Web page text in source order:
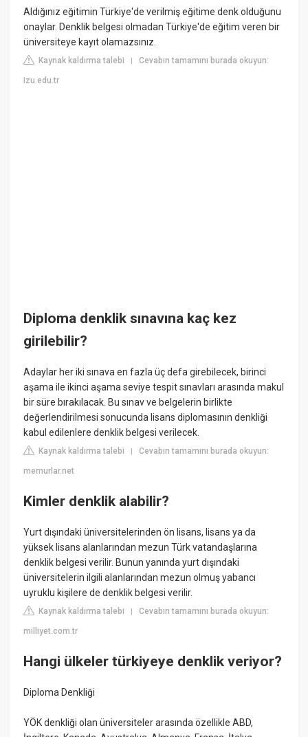
Aldığınız eğitimin Türkiye'de verilmiş eğitime denk olduğunu
onaylar. Denklik belgesi olmadan Türkiye'de eğitim veren bir
üniversiteye kayıt olamazsınız.
Kaynak kaldırma talebi |Cevabın tamamını burada okuyun:
izu.edu.tr
Diploma denklik sınavına kaç kez
girilebilir?
Adaylar her iki sınava en fazla üç defa girebilecek, birinci
aşama ile ikinci aşama seviye tespit sınavları arasında makul
bir süre bırakılacak. Bu sınav ve belgelerin birlikte
değerlendirilmesi sonucunda lisans diplomasının denkliği
kabul edilenlere denklik belgesi verilecek.
Kaynak kaldırma talebi |Cevabın tamamını burada okuyun:
memurlar.net
Kimler denklik alabilir?
Yurt dışındaki üniversitelerinden ön lisans, lisans ya da
yüksek lisans alanlarından mezun Türk vatandaşlarına
denklik belgesi verilir. Bunun yanında yurt dışındaki
üniversitelerin ilgili alanlarından mezun olmuş yabancı
uyruklu kişilere de denklik belgesi verilir.
Kaynak kaldırma talebi |Cevabın tamamını burada okuyun:
milliyet.com.tr
Hangi ülkeler türkiyeye denklik veriyor?
Diploma Denkliği
YÖK denkliği olan üniversiteler arasında özellikle ABD,